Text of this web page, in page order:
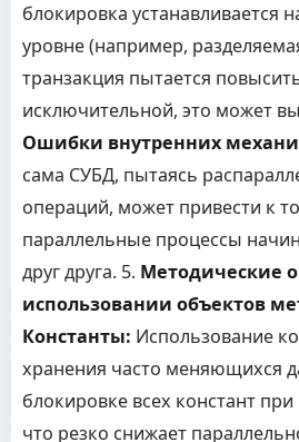
блокировка устанавливается
уровне (например,
транзакция пытается
исключительной, это может
Ошибки внутренних
сама СУБД, пытаясь
операций, может привести к
параллельные процессы
друг друга. 5. Методические
использовании объектов
Константы: Использование
хранения часто меняющихся
блокировке всех констант
что резко снижает